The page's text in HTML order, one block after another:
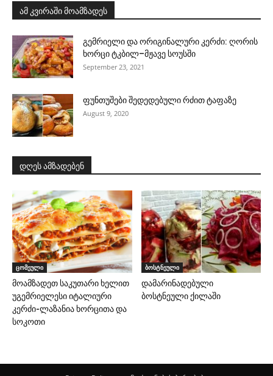
ამ კვირაში მოამზადეს
გემრიელი და ორიგინალური კერძი: ღორის
ხორცი ტკბილ–მჟავე სოუსში
September 23, 2021
ფუნთუშები შედედებული რძით ტაფაზე
August 9, 2020
დღეს ამზადებენ
ცომეული
მოამზადეთ საკუთარი ხელით
უგემრიელესი იტალიური
კერძი-ლაზანია ხორცითა და
სოკოთი
ბოსტნეული
დამარინადებული
ბოსტნეული ქილაში